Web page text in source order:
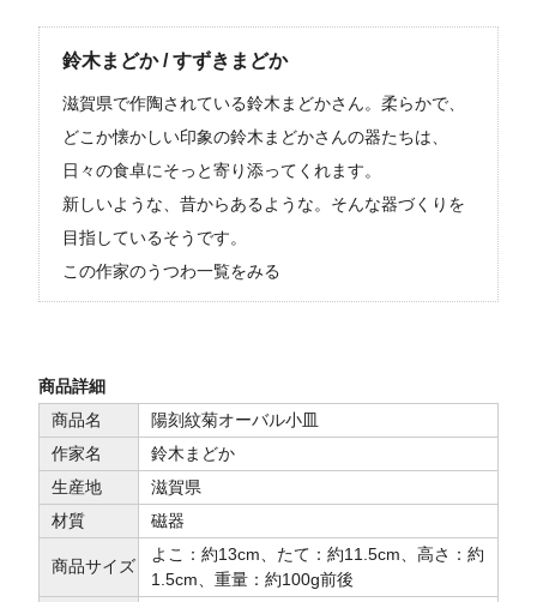
鈴木まどか / すずきまどか
滋賀県で作陶されている鈴木まどかさん。柔らかで、
どこか懐かしい印象の鈴木まどかさんの器たちは、
日々の食卓にそっと寄り添ってくれます。
新しいような、昔からあるような。そんな器づくりを
目指しているそうです。
この作家のうつわ一覧をみる
商品詳細
商品名
陽刻紋菊オーバル小皿
作家名
鈴木まどか
生産地
滋賀県
材質
磁器
商品サイズ
よこ：約13cm、たて：約11.5cm、高さ：約
1.5cm、重量：約100g前後